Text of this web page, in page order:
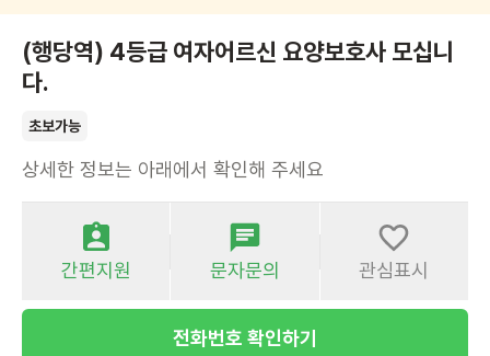
(행당역) 4등급 여자어르신 요양보호사 모십니
다.
초보가능
상세한 정보는 아래에서 확인해 주세요
간편지원 문자문의 관심표시
전화번호 확인하기